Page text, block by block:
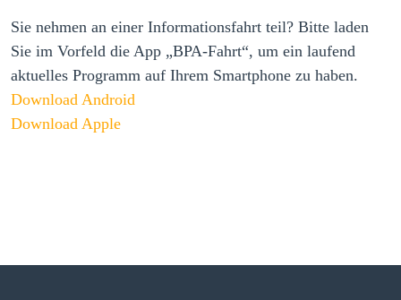
Sie nehmen an einer Informationsfahrt teil? Bitte laden
Sie im Vorfeld die App „BPA-Fahrt“, um ein laufend
aktuelles Programm auf Ihrem Smartphone zu haben.
Download Android
Download Apple